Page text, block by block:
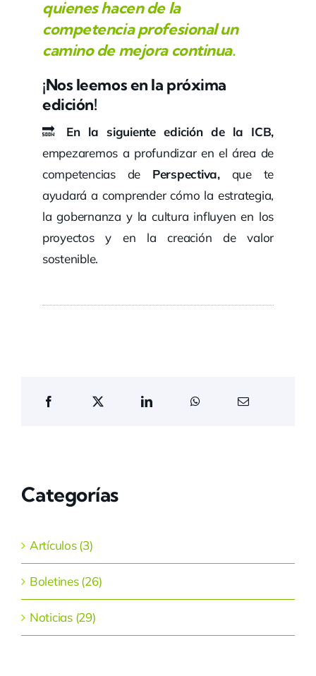
quienes hacen de la
competencia profesional un
camino de mejora continua.
¡Nos leemos en la próxima
edición!
🔜 En la siguiente edición de la ICB,
empezaremos a profundizar en el área de
competencias de Perspectiva,que te
ayudará a comprender cómo la estrategia,
la gobernanza y la cultura influyen en los
proyectos y en la creación de valor
sostenible.
Categorías
Artículos (3)
Boletines (26)
Noticias (29)